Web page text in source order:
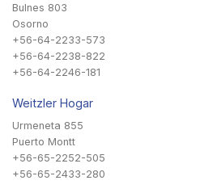
Bulnes 803
Osorno
+56-64-2233-573
+56-64-2238-822
+56-64-2246-181
Weitzler Hogar
Urmeneta 855
Puerto Montt
+56-65-2252-505
+56-65-2433-280